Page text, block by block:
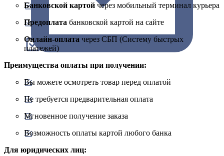
Банковской картой через мобильный терминал курьера
Предоплата банковской картой на сайте
Онлайн-оплата через СБП (Систему быстрых
платежей)
Преимущества оплаты при получении:
Вы можете осмотреть товар перед оплатой
Не требуется предварительная оплата
Мгновенное получение заказа
Возможность оплаты картой любого банка
Для юридических лиц: